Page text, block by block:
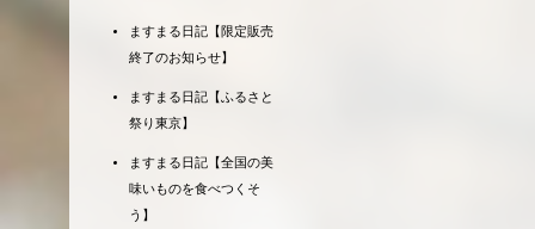
ますまる日記【限定販売
終了のお知らせ】
ますまる日記【ふるさと
祭り東京】
ますまる日記【全国の美
味いものを食べつくそ
う】